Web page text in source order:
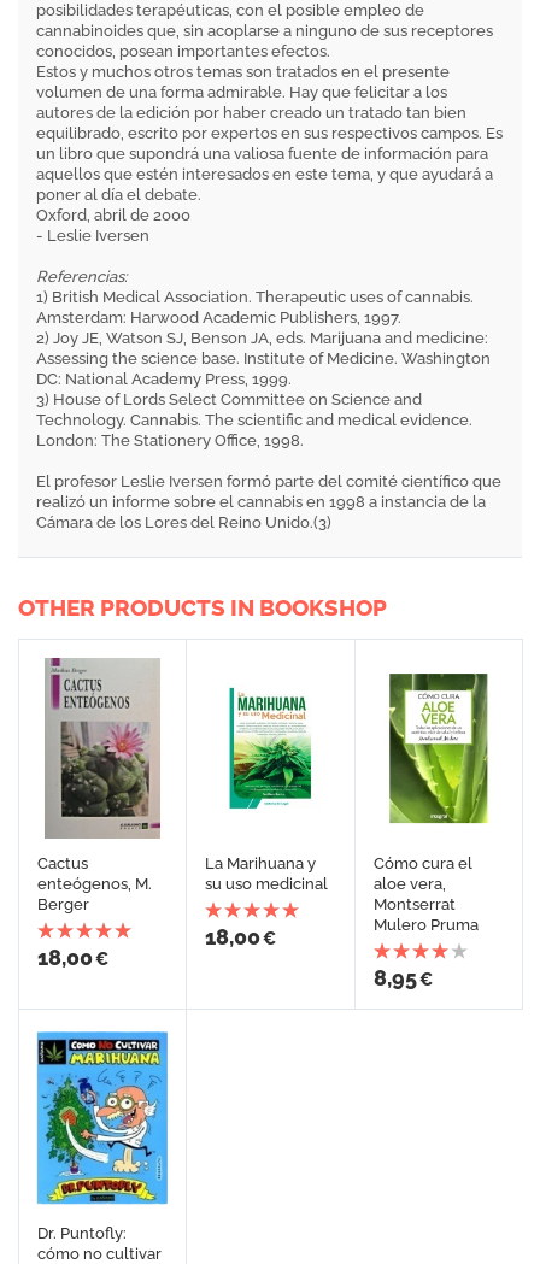
posibilidades terapéuticas, con el posible empleo de
cannabinoides que, sin acoplarse a ninguno de sus receptores
conocidos, posean importantes efectos.
Estos y muchos otros temas son tratados en el presente
volumen de una forma admirable. Hay que felicitar a los
autores de la edición por haber creado un tratado tan bien
equilibrado, escrito por expertos en sus respectivos campos. Es
un libro que supondrá una valiosa fuente de información para
aquellos que estén interesados en este tema, y que ayudará a
poner al día el debate.
Oxford, abril de 2000
- Leslie Iversen
Referencias:
1) British Medical Association. Therapeutic uses of cannabis.
Amsterdam: Harwood Academic Publishers, 1997.
2) Joy JE, Watson SJ, Benson JA, eds. Marijuana and medicine:
Assessing the science base. Institute of Medicine. Washington
DC: National Academy Press, 1999.
3) House of Lords Select Committee on Science and
Technology. Cannabis. The scientific and medical evidence.
London: The Stationery Office, 1998.
El profesor Leslie Iversen formó parte del comité científico que
realizó un informe sobre el cannabis en 1998 a instancia de la
Cámara de los Lores del Reino Unido.(3)
OTHER PRODUCTS IN BOOKSHOP
Cactus
enteógenos, M.
Berger
18,00€
La Marihuana y
su uso medicinal
18,00€
Cómo cura el
aloe vera,
Montserrat
Mulero Pruma
8,95€
Dr. Puntofly:
cómo no cultivar